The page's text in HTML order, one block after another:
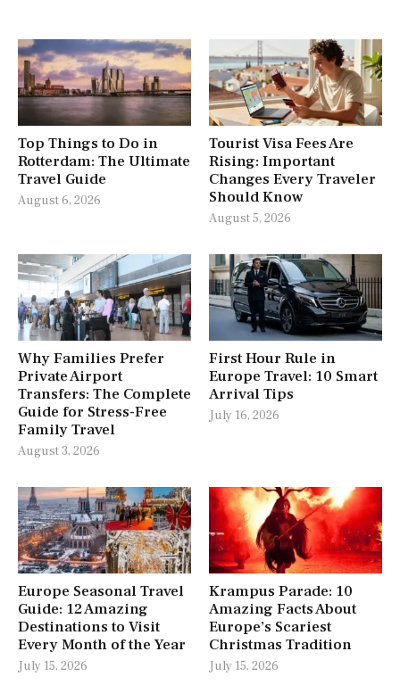
Top Things to Do in
Rotterdam: The Ultimate
Travel Guide
August 6, 2026
Tourist Visa Fees Are
Rising: Important
Changes Every Traveler
Should Know
August 5, 2026
Why Families Prefer
Private Airport
Transfers: The Complete
Guide for Stress-Free
Family Travel
August 3, 2026
First Hour Rule in
Europe Travel: 10 Smart
Arrival Tips
July 16, 2026
Europe Seasonal Travel
Guide: 12 Amazing
Destinations to Visit
Every Month of the Year
July 15, 2026
Krampus Parade: 10
Amazing Facts About
Europe’s Scariest
Christmas Tradition
July 15, 2026